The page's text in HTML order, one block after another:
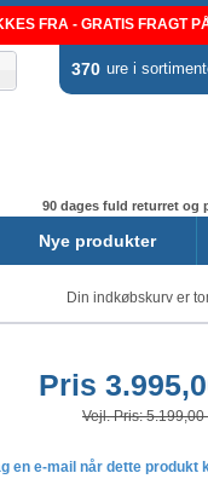
FRA - GRATIS FRAGT
370 ure i
90 dages fuld returret og
Nye produkter
Din indkøbskurv er
Pris
Vejl. Pris: 5.199,00
en e-mail når dette produkt